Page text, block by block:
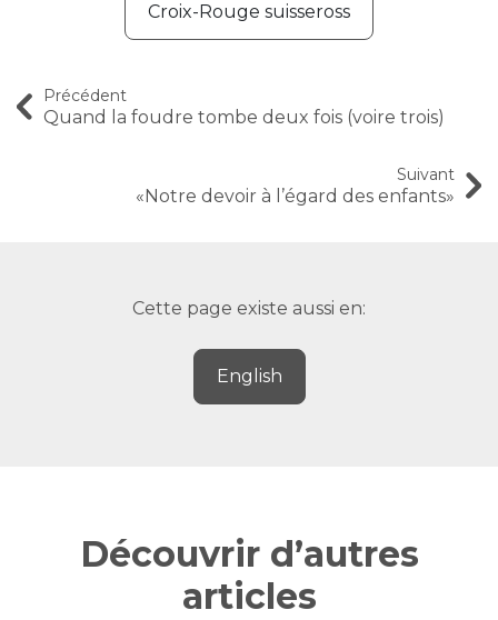
Croix-Rouge suisseross
Précédent
Quand la foudre tombe deux fois (voire trois)
Suivant
«Notre devoir à l’égard des enfants»
Cette page existe aussi en:
English
Découvrir d’autres
articles